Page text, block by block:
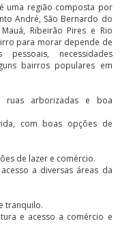
uma região composta por
André, São Bernardo do
Ribeirão Pires e Rio
para morar depende de
necessidades
bairros populares em
ruas arborizadas e boa
com boas opções de
de lazer e comércio.
a diversas áreas da
tranquilo.
e acesso a comércio e